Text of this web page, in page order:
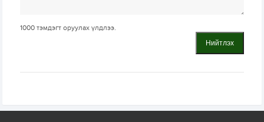
1000 тэмдэгт оруулах үлдлээ.
Нийтлэх